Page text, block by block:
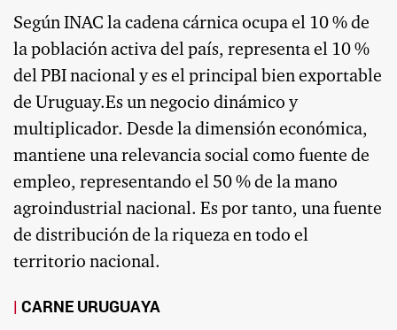
Según INAC la cadena cárnica ocupa el 10 % de
la población activa del país, representa el 10 %
del PBI nacional y es el principal bien exportable
de Uruguay.Es un negocio dinámico y
multiplicador. Desde la dimensión económica,
mantiene una relevancia social como fuente de
empleo, representando el 50 % de la mano
agroindustrial nacional. Es por tanto, una fuente
de distribución de la riqueza en todo el
territorio nacional.
CARNE URUGUAYA